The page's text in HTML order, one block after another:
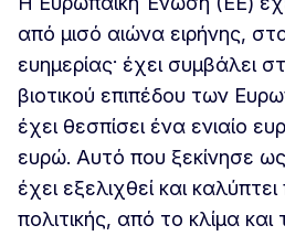
από μισό αιώνα ειρήνης,
ευημερίας· έχει συμβάλει
βιοτικού επιπέδου των
έχει θεσπίσει ένα ενιαίο
ευρώ. Αυτό που ξεκίνησε
έχει εξελιχθεί και καλύπτει
πολιτικής, από το κλίμα